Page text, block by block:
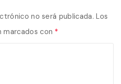
no será publicada. Los
con *